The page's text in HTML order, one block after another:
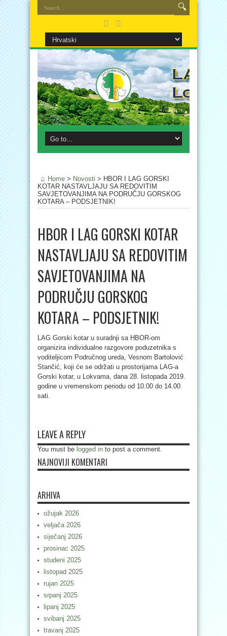
Home > Novosti > HBOR I LAG GORSKI
KOTAR NASTAVLJAJU SA REDOVITIM
SAVJETOVANJIMA NA PODRUČJU GORSKOG
KOTARA – PODSJETNIK!
HBOR I LAG GORSKI KOTAR
NASTAVLJAJU SA REDOVITIM
SAVJETOVANJIMA NA
PODRUČJU GORSKOG
KOTARA – PODSJETNIK!
LAG Gorski kotar u suradnji sa HBOR-om
organizira individualne razgovore poduzetnika s
voditeljicom Područnog ureda, Vesnom Bartolović
Stančić, koji će se održati u prostorijama LAG-a
Gorski kotar, u Lokvama, dana 28. listopada 2019.
godine u vremenskom periodu od 10.00 do 14.00
sati.
LEAVE A REPLY
You must be logged in to post a comment.
NAJNOVIJI KOMENTARI
ARHIVA
ožujak 2026
veljača 2026
siječanj 2026
prosinac 2025
studeni 2025
listopad 2025
rujan 2025
srpanj 2025
lipanj 2025
svibanj 2025
travanj 2025